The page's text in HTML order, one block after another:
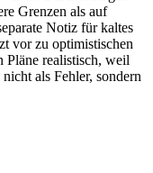
Grenzen als auf
Notiz für kaltes
vor zu optimistischen
Pläne realistisch, weil
als Fehler, sondern